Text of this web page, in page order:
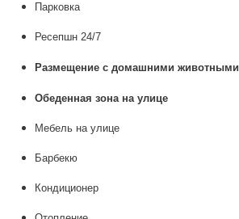
Парковка
Ресепшн 24/7
Размещение с домашними животными
Обеденная зона на улице
Мебель на улице
Барбекю
Кондиционер